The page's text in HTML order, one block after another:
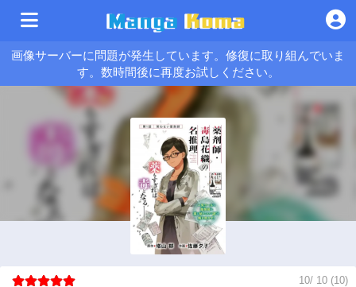
画像サーバーに問題が発生しています。修復に取り組んでいま
す。数時間後に再度お試しください。
10/ 10 (10)